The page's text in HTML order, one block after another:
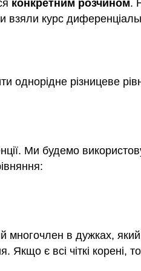
конкретним розчином.
взяли курс
однорідне різницеве
Ми будемо
многочлен в дужках, який
є всі чіткі корені,